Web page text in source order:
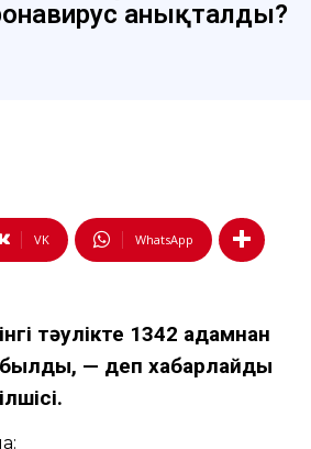
анықталды?
VK WhatsApp
тәулікте 1342 адамнан
— деп хабарлайды